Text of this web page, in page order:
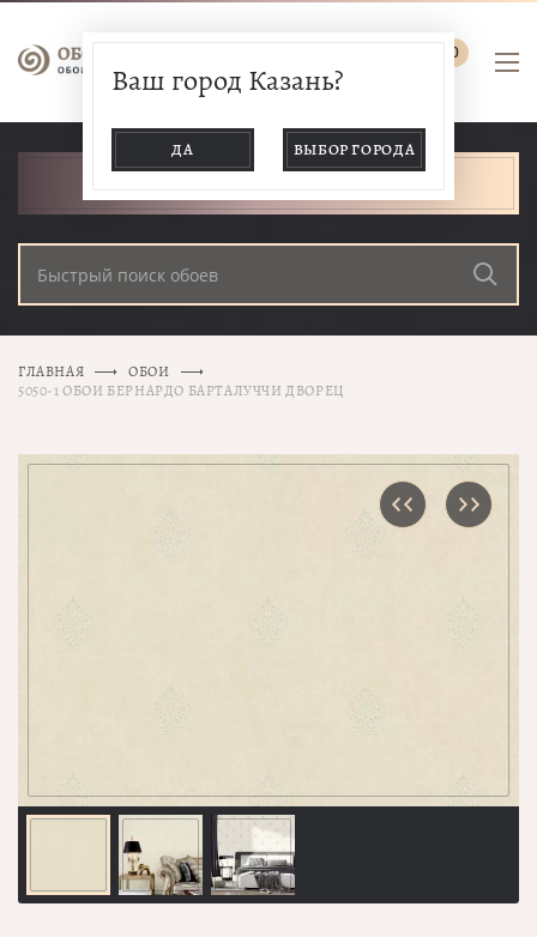
0
Ваш город Казань?
ДА ВЫБОР ГОРОДА
ГЛАВНАЯ
ОБОИ
5050-1 ОБОИ БЕРНАРДО БАРТАЛУЧЧИ ДВОРЕЦ